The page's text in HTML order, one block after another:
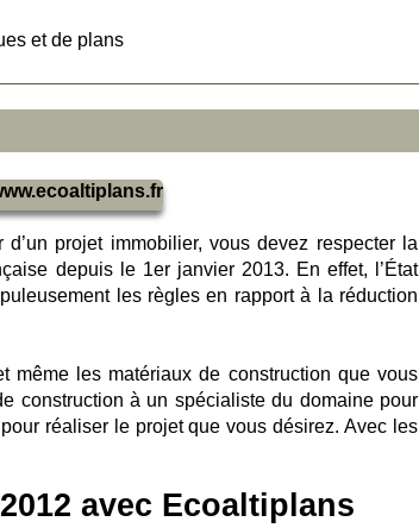
et de plans
projet immobilier, vous devez respecter la
depuis le 1er janvier 2013. En effet, l’État
les règles en rapport à la réduction
même les matériaux de construction que vous
construction à un spécialiste du domaine pour
réaliser le projet que vous désirez. Avec les
avec Ecoaltiplans